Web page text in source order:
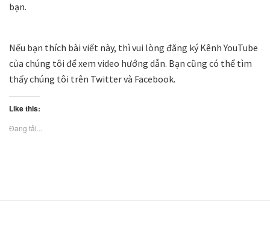
bạn.
Nếu bạn thích bài viết này, thì vui lòng đăng ký Kênh YouTube
của chúng tôi để xem video hướng dẫn. Bạn cũng có thể tìm
thấy chúng tôi trên Twitter và Facebook.
Like this:
Đang tải...